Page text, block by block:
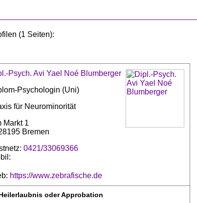
(1 Seiten):
Psych. Avi Yael Noé Blumberger
Psychologin (Uni)
für Neurominorität
Markt 1
Bremen
0421/33069366
https://www.zebrafische.de
oder Approbation